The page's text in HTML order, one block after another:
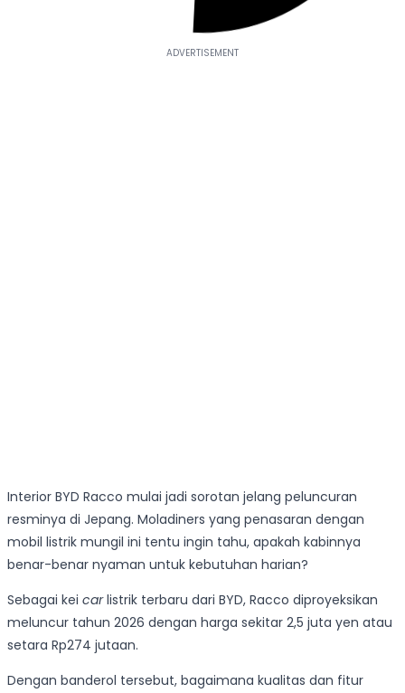
Interior BYD Racco mulai jadi sorotan jelang peluncuran
resminya di Jepang. Moladiners yang penasaran dengan
mobil listrik mungil ini tentu ingin tahu, apakah kabinnya
benar-benar nyaman untuk kebutuhan harian?
Sebagai kei carlistrik terbaru dari BYD, Racco diproyeksikan
meluncur tahun 2026 dengan harga sekitar 2,5 juta yen atau
setara Rp274 jutaan.
Dengan banderol tersebut, bagaimana kualitas dan fitur